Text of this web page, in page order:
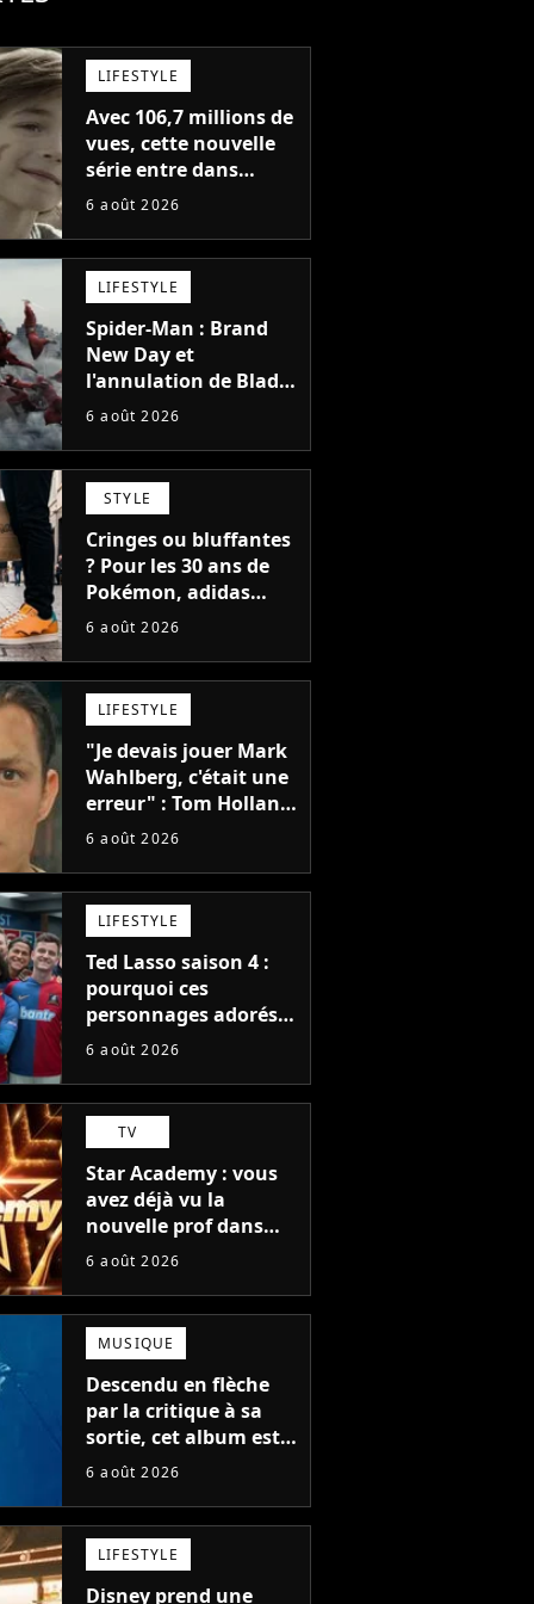
LIFESTYLE
Avec 106,7 millions de
vues, cette nouvelle
série entre dans
l'histoire de Netflix en
6 août 2026
LIFESTYLE
Spider-Man : Brand
New Day et
l'annulation de Blade
montrent que Marvel
faire quoi que ce soit
de simple
6 août 2026
STYLE
Cringes ou bluffantes
? Pour les 30 ans de
Pokémon, adidas
dévoile une énorme
et je ne sais pas quoi
en penser
6 août 2026
LIFESTYLE
"Je devais jouer Mark
Wahlberg, c'était une
erreur" : Tom Holland,
la star de Spider-Man,
blockbuster
6 août 2026
LIFESTYLE
Ted Lasso saison 4 :
pourquoi ces
personnages adorés
des fans ne sont pas
6 août 2026
TV
Star Academy : vous
avez déjà vu la
nouvelle prof dans
The Voice et aux
6 août 2026
MUSIQUE
Descendu en flèche
par la critique à sa
sortie, cet album est
en train de devenir le
auteur
6 août 2026
LIFESTYLE
Disney prend une